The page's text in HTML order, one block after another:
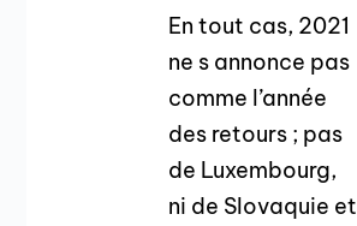
En tout cas, 2021
ne s annonce pas
comme l’année
des retours ; pas
de Luxembourg,
ni de Slovaquie et